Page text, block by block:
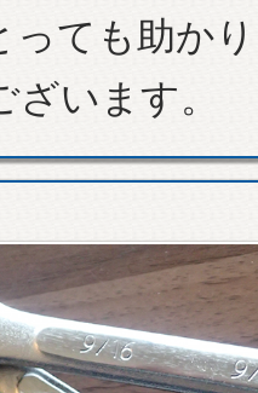
っても助か
います。